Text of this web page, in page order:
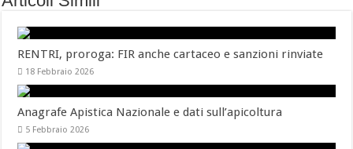
RENTRI, proroga: FIR anche cartaceo e sanzioni rinviate
18 Febbraio 2026
Anagrafe Apistica Nazionale e dati sull’apicoltura
5 Febbraio 2026